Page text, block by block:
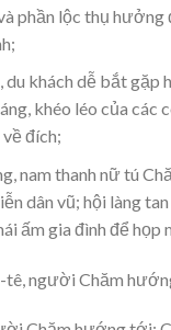
phần lộc thụ
du khách dễ bắt gặp
khéo léo của các
đích;
nam thanh nữ tú
dân vũ; hội làng
ấm gia đình để họp
tê, người Chăm